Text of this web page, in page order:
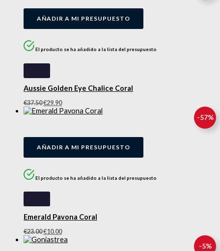
AÑADIR A MI PRESUPUESTO
El producto se ha añadido a la lista del presupuesto
Aussie Golden Eye Chalice Coral
€37.50€29.90
-57%
AÑADIR A MI PRESUPUESTO
El producto se ha añadido a la lista del presupuesto
Emerald Pavona Coral
€23.00€10.00
-5%